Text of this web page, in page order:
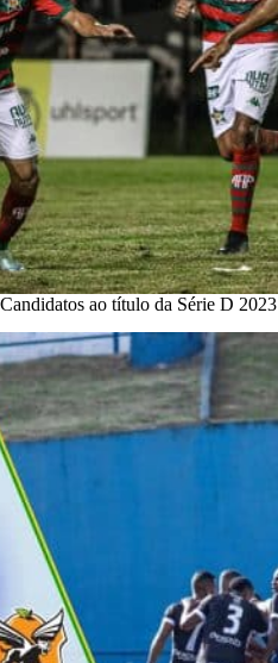
Candidatos ao título da Série D 2023